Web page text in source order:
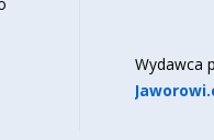
Wydawca